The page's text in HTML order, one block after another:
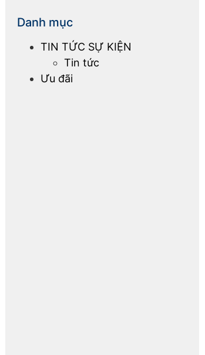
Danh mục
TIN TỨC SỰ KIỆN
Tin tức
Ưu đãi